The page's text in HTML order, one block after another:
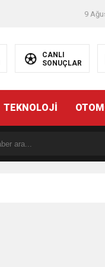
9
CANLI
SONUÇLAR
TEKNOLOJİ